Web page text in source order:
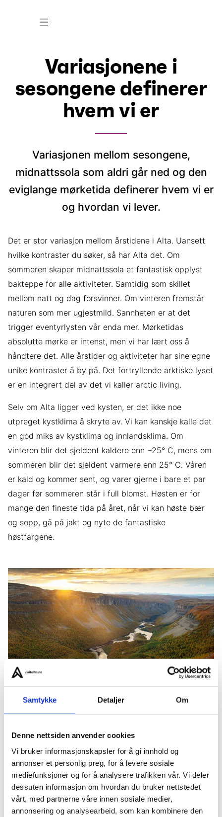
Samtykke Detaljer Om
Denne nettsiden anvender cookies
Vi bruker informasjonskapsler for å gi innhold og
annonser et personlig preg, for å levere sosiale
mediefunksjoner og for å analysere trafikken vår. Vi deler
dessuten informasjon om hvordan du bruker nettstedet
vårt, med partnerne våre innen sosiale medier,
annonsering og analysearbeid, som kan kombinere den
Variasjonene i
sesongene definerer
hvem vi er
Variasjonen mellom sesongene,
midnattssola som aldri går ned og den
eviglange mørketida definerer hvem vi er
og hvordan vi lever.
Det er stor variasjon mellom årstidene i Alta. Uansett
hvilke kontraster du søker, så har Alta det. Om
sommeren skaper midnattssola et fantastisk opplyst
bakteppe for alle aktiviteter. Samtidig som skillet
mellom natt og dag forsvinner. Om vinteren fremstår
naturen som mer ugjestmild. Sannheten er at det
trigger eventyrlysten vår enda mer. Mørketidas
absolutte mørke er intenst, men vi har lært oss å
håndtere det. Alle årstider og aktiviteter har sine egne
unike kontraster å by på. Det fortryllende arktiske lyset
er en integrert del av det vi kaller arctic living.
Selv om Alta ligger ved kysten, er det ikke noe
utpreget kystklima å skryte av. Vi kan kanskje kalle det
en god miks av kystklima og innlandsklima. Om
vinteren blir det sjeldent kaldere enn −25° C, mens om
sommeren blir det sjeldent varmere enn 25° C. Våren
er kald og kommer sent, og varer gjerne i bare et par
dager før sommeren står i full blomst. Høsten er for
mange den fineste tida på året, når vi kan høste bær
og sopp, gå på jakt og nyte de fantastiske
høstfargene.
Høststemning i
nordlysriket Alta